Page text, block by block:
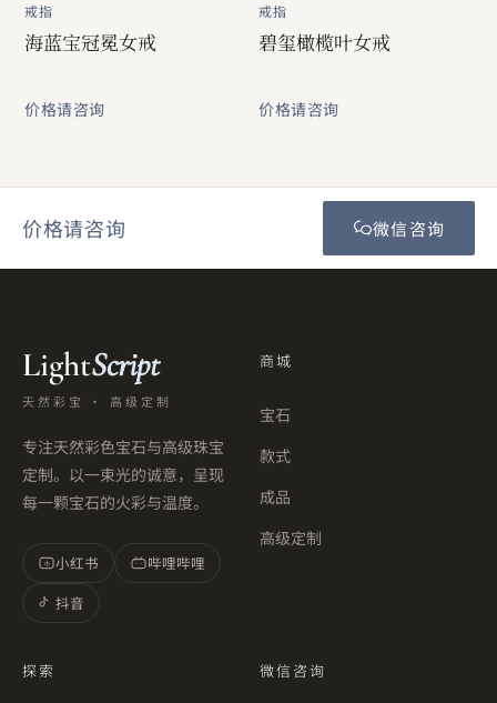
戒指
海蓝宝冠冕女戒
价格请咨询
戒指
碧玺橄榄叶女戒
价格请咨询
价格请咨询 微信咨询
LightScript
天然彩宝 · 高级定制
专注天然彩色宝石与高级珠宝
定制。以一束光的诚意，呈现
每一颗宝石的火彩与温度。
小 小红书
哔哩哔哩
抖音
商城
宝石
款式
成品
高级定制
探索 微信咨询